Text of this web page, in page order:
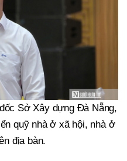
Sở Xây dựng Đà Nẵng,
quỹ nhà ở xã hội, nhà ở
địa bàn.